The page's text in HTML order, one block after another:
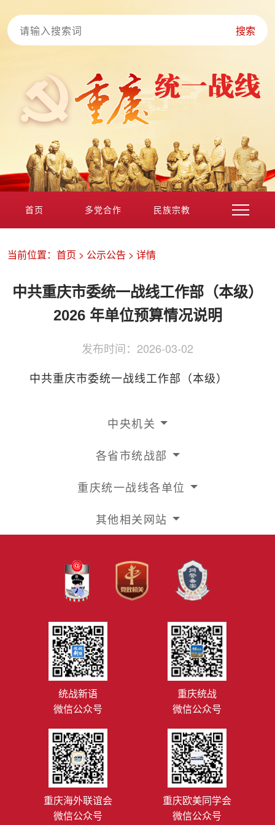
搜索
首页 多党合作 民族宗教
侨务工作 区县动态 统战历史文化
当前位置： 首页 > 公示公告 > 详情
中共重庆市委统一战线工作部（本级）
2026 年单位预算情况说明
发布时间： 2026-03-02
中共重庆市委统一战线工作部（本级）
中央机关
各省市统战部
重庆统一战线各单位
其他相关网站
统战新语
微信公众号
重庆统战
微信公众号
重庆海外联谊会
微信公众号
重庆欧美同学会
微信公众号